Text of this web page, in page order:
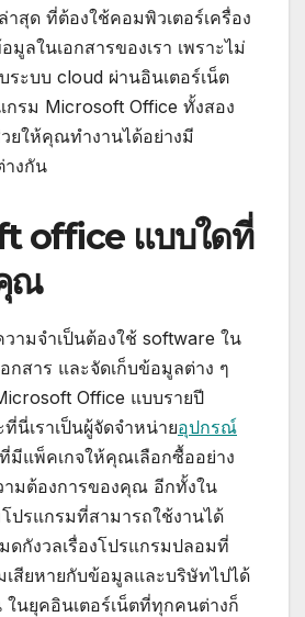
าสุด ที่ต้องใช้คอมพิวเตอร์เครื่อง
มูลในเอกสารของเรา เพราะไม่
ระบบ cloud ผ่านอินเตอร์เน็ต
กรม Microsoft Office ทั้งสอง
ยให้คุณทำงานได้อย่างมี
งกัน
office แบบใดที่
ณ
ามจำเป็นต้องใช้ software ใน
กสาร และจัดเก็บข้อมูลต่าง ๆ
Office แบบรายปี
ที่นี่เราเป็นผู้จัดจำหน่ายอุปกรณ์
มีแพ็คเกจให้คุณเลือกซื้ออย่าง
มต้องการของคุณ อีกทั้งใน
ปรแกรมที่สามารถใช้งานได้
กังวลเรื่องโปรแกรมปลอมที่
เสียหายกับข้อมูลและบริษัทไปได้
ในยุคอินเตอร์เน็ตที่ทุกคนต่างก็